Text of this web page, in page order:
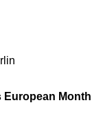
European Month